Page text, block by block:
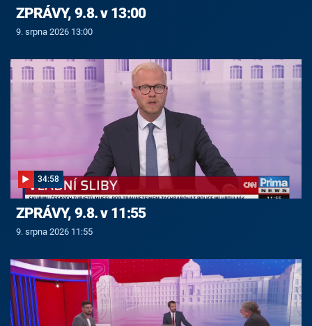
ZPRÁVY, 9.8. v 13:00
9. srpna 2026 13:00
34:58
ZPRÁVY, 9.8. v 11:55
9. srpna 2026 11:55